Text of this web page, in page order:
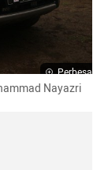
Perbesar
Nayazri